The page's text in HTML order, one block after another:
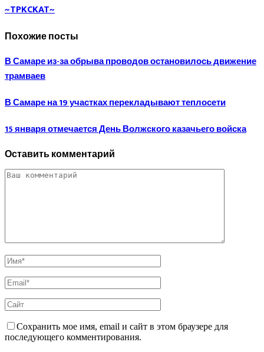
~TPKCKAT~
Похожие посты
В Самаре из-за обрыва проводов остановилось движение
трамваев
В Самаре на 19 участках перекладывают теплосети
15 января отмечается День Волжского казачьего войска
Оставить комментарий
Сохранить мое имя, email и сайт в этом браузере для
последующего комментирования.